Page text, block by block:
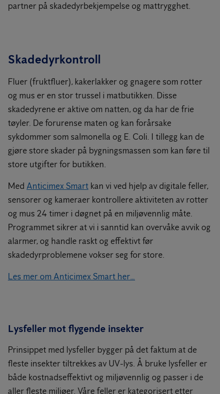
partner på skadedyrbekjempelse og mattrygghet.
Skadedyrkontroll
Fluer (fruktfluer), kakerlakker og gnagere som rotter
og mus er en stor trussel i matbutikken. Disse
skadedyrene er aktive om natten, og da har de frie
tøyler. De forurense maten og kan forårsake
sykdommer som salmonella og E. Coli. I tillegg kan de
gjøre store skader på bygningsmassen som kan føre til
store utgifter for butikken.
Med Anticimex Smart kan vi ved hjelp av digitale feller,
sensorer og kameraer kontrollere aktiviteten av rotter
og mus 24 timer i døgnet på en miljøvennlig måte.
Programmet sikrer at vi i sanntid kan overvåke avvik og
alarmer, og handle raskt og effektivt før
skadedyrproblemene vokser seg for store.
Les mer om Anticimex Smart her…
Lysfeller mot flygende insekter
Prinsippet med lysfeller bygger på det faktum at de
fleste insekter tiltrekkes av UV-lys. Å bruke lysfeller er
både kostnadseffektivt og miljøvennlig og passer i de
aller fleste miljøer. Våre feller er kategorisert etter